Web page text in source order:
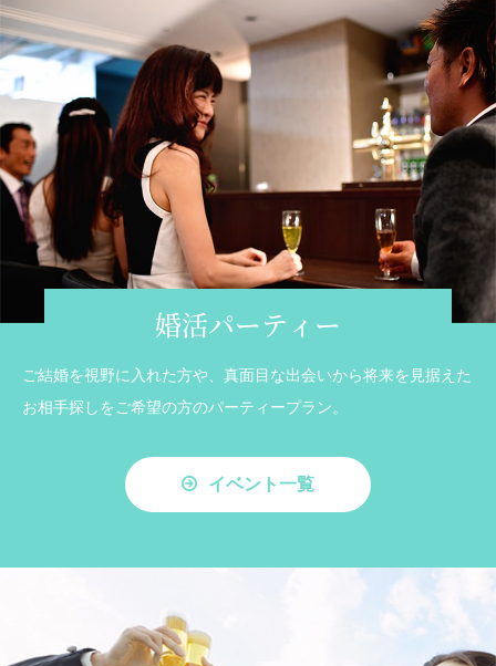
婚活パーティー
ご結婚を視野に入れた方や、真面目な出会いから将来を見据えた
お相手探しをご希望の方のパーティープラン。
イベント一覧